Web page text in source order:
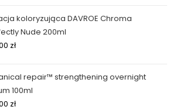
koloryzująca DAVROE Chroma
Nude 200ml
zł
repair™ strengthening overnight
100ml
zł